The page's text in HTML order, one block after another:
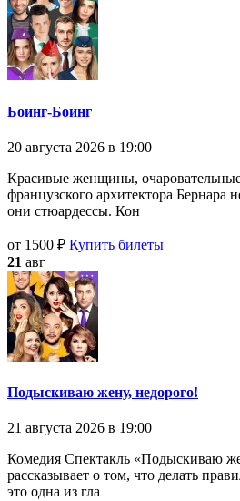
Боинг-Боинг
20 августа 2026 в 19:00
Красивые женщины,
французского архитектора Бернара
они стюардессы. Кон
от 1500 ₽ Купить билеты
21 авг
Подыскиваю жену, недорого!
21 августа 2026 в 19:00
Комедия Спектакль «Подыскиваю
рассказывает о том, что делать
это одна из гла